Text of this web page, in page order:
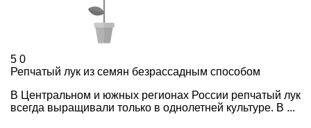
5 0
Репчатый лук из семян безрассадным способом
В Центральном и южных регионах России репчатый лук
всегда выращивали только в однолетней культуре. В ...